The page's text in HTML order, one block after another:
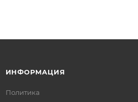
ИНФОРМАЦИЯ
Политика